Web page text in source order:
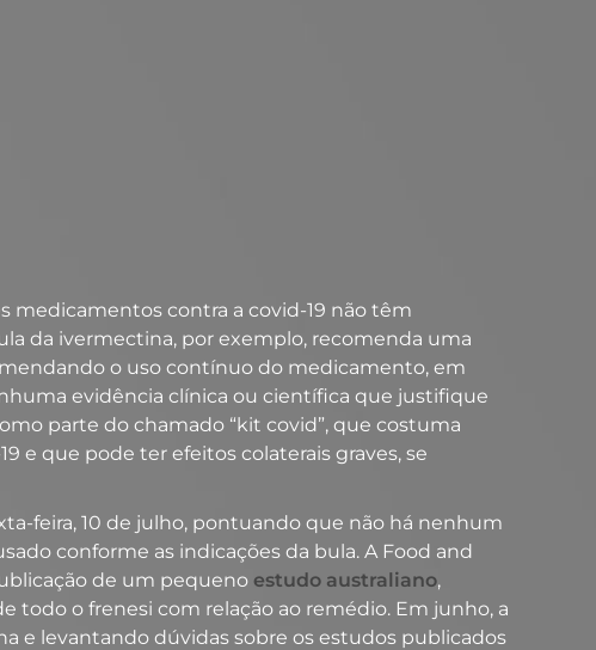
medicamentos contra a covid-19 não têm
da ivermectina, por exemplo, recomenda uma
o uso contínuo do medicamento, em
evidência clínica ou científica que justifique
parte do chamado “kit covid”, que costuma
e que pode ter efeitos colaterais graves, se
feira, 10 de julho, pontuando que não há nenhum
conforme as indicações da bula. A Food and
de um pequeno estudo australiano,
todo o frenesi com relação ao remédio. Em junho, a
e levantando dúvidas sobre os estudos publicados